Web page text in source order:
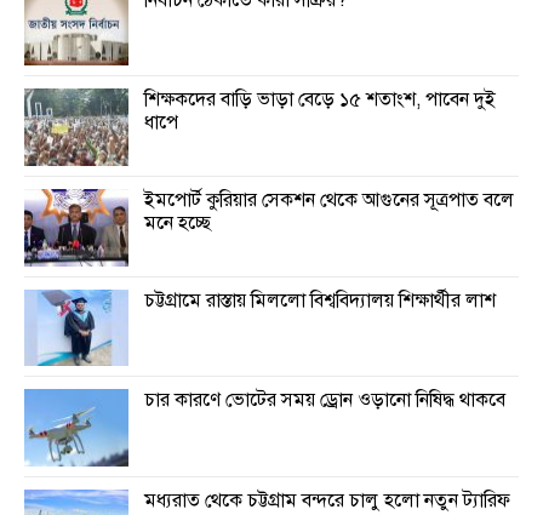
শিক্ষকদের বাড়ি ভাড়া বেড়ে ১৫ শতাংশ, পাবেন দুই
ধাপে
ইমপোর্ট কুরিয়ার সেকশন থেকে আগুনের সূত্রপাত বলে
মনে হচ্ছে
চট্টগ্রামে রাস্তায় মিললো বিশ্ববিদ্যালয় শিক্ষার্থীর লাশ
চার কারণে ভোটের সময় ড্রোন ওড়ানো নিষিদ্ধ থাকবে
মধ্যরাত থেকে চট্টগ্রাম বন্দরে চালু হলো নতুন ট্যারিফ